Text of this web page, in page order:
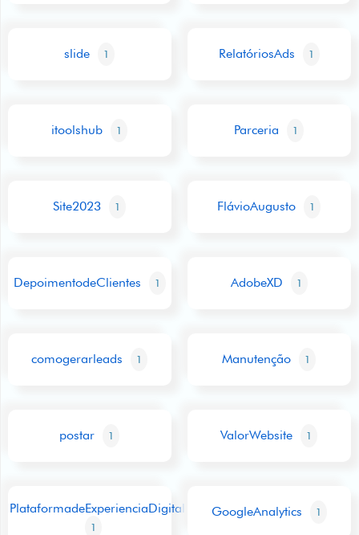
slide 1 RelatóriosAds 1
itoolshub 1 Parceria 1
Site2023 1 FlávioAugusto 1
DepoimentodeClientes 1 AdobeXD 1
comogerarleads 1 Manutenção 1
postar 1 ValorWebsite 1
PlataformadeExperienciaDigital
1
GoogleAnalytics 1